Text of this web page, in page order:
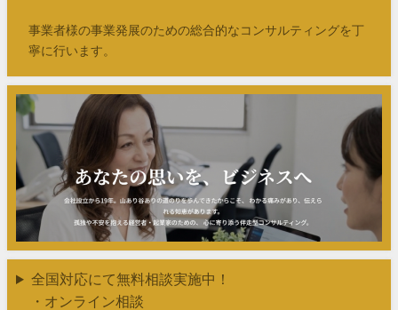
事業者様の事業発展のための総合的なコンサルティングを丁
寧に行います。
全国対応にて無料相談実施中！
・オンライン相談